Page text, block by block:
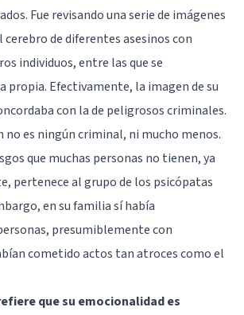
Fue revisando una serie de imágenes
cerebro de diferentes asesinos con
individuos, entre las que se
propia. Efectivamente, la imagen de su
con la de peligrosos criminales.
no es ningún criminal, ni mucho menos.
que muchas personas no tienen, ya
pertenece al grupo de los psicópatas
en su familia sí había
presumiblemente con
cometido actos tan atroces como el
que su emocionalidad es